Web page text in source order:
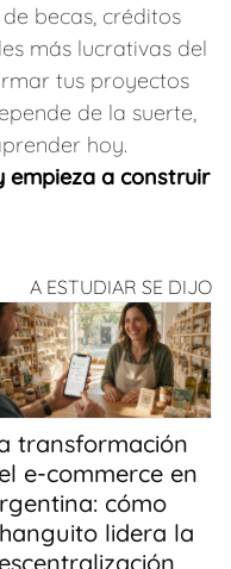
becas, créditos
más lucrativas del
tus proyectos
de la suerte,
hoy.
empieza a construir
A ESTUDIAR SE DIJO
transformación
e-commerce en
cómo
lidera la